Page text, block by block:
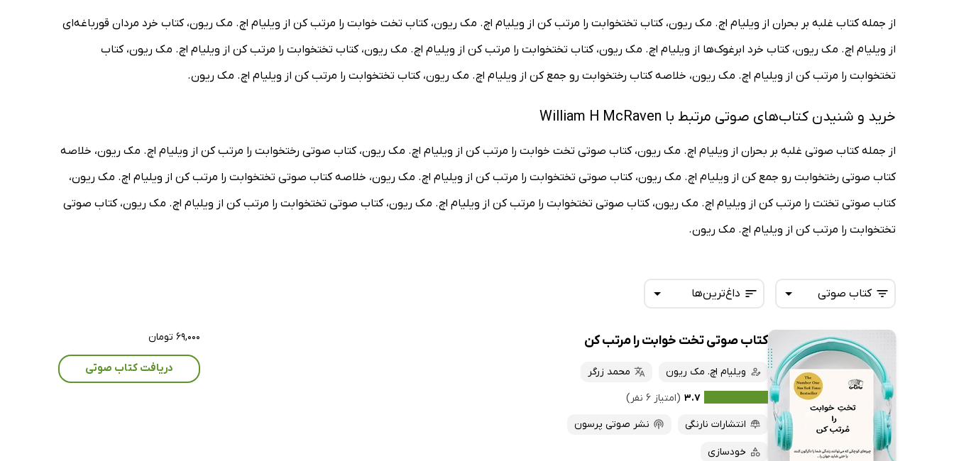
از جمله کتاب غلبه بر بحران از ویلیام اچ. مک ریون، کتاب تختخوابت را مرتب کن از ویلیام اچ. مک ریون، کتاب تخت خوابت را مرتب کن از ویلیام اچ. مک ریون، کتاب خرد مردان قورباغه‌ای
از ویلیام اچ. مک ریون، کتاب خرد ابرغوک‌ها از ویلیام اچ. مک ریون، کتاب تختخوابت را مرتب کن از ویلیام اچ. مک ریون، کتاب تختخوابت را مرتب کن از ویلیام اچ. مک ریون، کتاب
تختخوابت را مرتب کن از ویلیام اچ. مک ریون، خلاصه کتاب رختخوابت رو جمع کن از ویلیام اچ. مک ریون، کتاب تختخوابت را مرتب کن از ویلیام اچ. مک ریون.
خرید و شنیدن کتاب‌های صوتی مرتبط با William H McRaven
از جمله کتاب صوتی غلبه بر بحران از ویلیام اچ. مک ریون، کتاب صوتی تخت خوابت را مرتب کن از ویلیام اچ. مک ریون، کتاب صوتی رختخوابت را مرتب کن از ویلیام اچ. مک ریون، خلاصه
کتاب صوتی رختخوابت رو جمع کن از ویلیام اچ. مک ریون، کتاب صوتی تختخوابت را مرتب کن از ویلیام اچ. مک ریون، خلاصه کتاب صوتی تختخوابت را مرتب کن از ویلیام اچ. مک ریون،
کتاب صوتی تختت را مرتب کن از ویلیام اچ. مک ریون، کتاب صوتی تختخوابت را مرتب کن از ویلیام اچ. مک ریون، کتاب صوتی تختخوابت را مرتب کن از ویلیام اچ. مک ریون، کتاب صوتی
تختخوابت را مرتب کن از ویلیام اچ. مک ریون.
داغ‌ترین‌ها
تازه‌ها
داغ‌ترین‌ها
پربحث‌ها
ارزان ترین‌ها
کتاب صوتی
همه کتاب‌ها
کتاب‌های صوتی
کتاب‌های متنی
کتاب صوتی تخت خوابت را مرتب کن
ویلیام اچ. مک ریون
محمد زرگر
۳.۷ (امتیاز ۶ نفر)
انتشارات نارنگی
نشر صوتی پرسون
خودسازی
۶۹,۰۰۰ تومان
دریافت کتاب صوتی